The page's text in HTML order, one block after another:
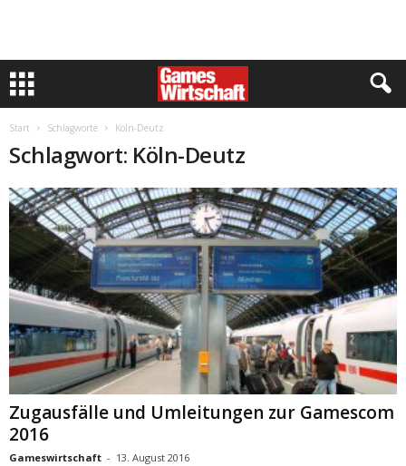
Start Schlagworte Köln-Deutz
Schlagwort: Köln-Deutz
Zugausfälle und Umleitungen zur Gamescom
2016
Gameswirtschaft - 13. August 2016